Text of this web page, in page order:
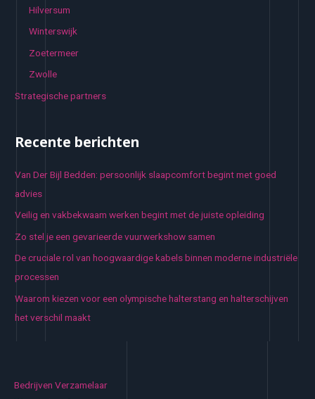
Hilversum
Winterswijk
Zoetermeer
Zwolle
Strategische partners
Recente berichten
Van Der Bijl Bedden: persoonlijk slaapcomfort begint met goed
advies
Veilig en vakbekwaam werken begint met de juiste opleiding
Zo stel je een gevarieerde vuurwerkshow samen
De cruciale rol van hoogwaardige kabels binnen moderne industriële
processen
Waarom kiezen voor een olympische halterstang en halterschijven
het verschil maakt
Bedrijven Verzamelaar